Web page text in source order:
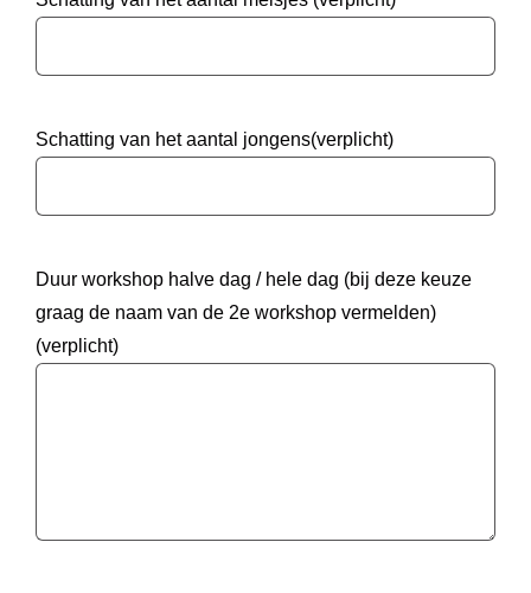
Schatting van het aantal jongens(verplicht)
Duur workshop halve dag / hele dag (bij deze keuze
graag de naam van de 2e workshop vermelden)
(verplicht)